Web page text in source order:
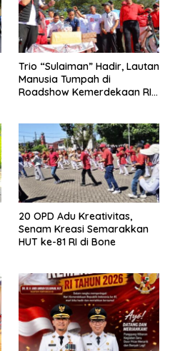
Trio “Sulaiman” Hadir, Lautan
Manusia Tumpah di
Roadshow Kemerdekaan RI
20 OPD Adu Kreativitas,
Senam Kreasi Semarakkan
HUT ke-81 RI di Bone